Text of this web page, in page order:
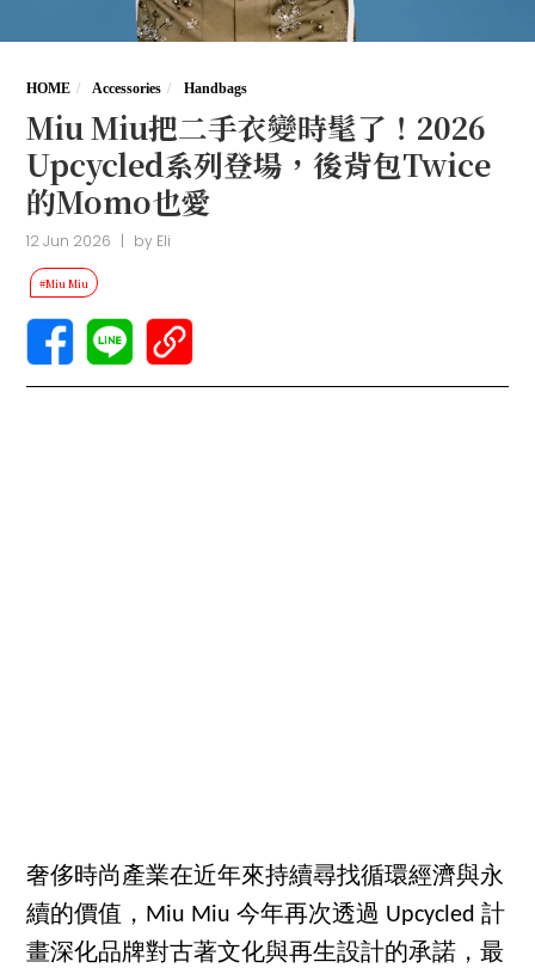
HOME Accessories Handbags
Miu Miu把二手衣變時髦了！2026
Upcycled系列登場，後背包Twice
的Momo也愛
12 Jun 2026 | by Eli
#Miu Miu
奢侈時尚產業在近年來持續尋找循環經濟與永
續的價值，Miu Miu 今年再次透過 Upcycled 計
畫深化品牌對古著文化與再生設計的承諾，最